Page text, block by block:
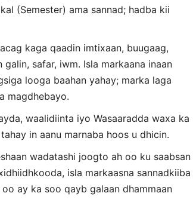
(Semester) ama sannad; hadba kii
kaga qaadin imtixaan, buugaag,
safar, iwm. Isla markaana inaan
looga baahan yahay; marka laga
magdhebayo.
waalidiinta iyo Wasaaradda waxa ka
in aanu marnaba hoos u dhicin.
wadatashi joogto ah oo ku saabsan
isla markaasna sannadkiiba
ay ka soo qayb galaan dhammaan